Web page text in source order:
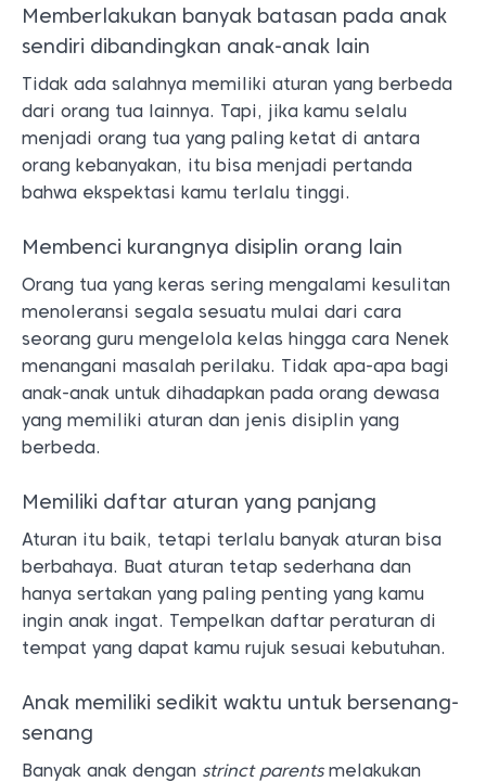
Memberlakukan banyak batasan pada anak
sendiri dibandingkan anak-anak lain
Tidak ada salahnya memiliki aturan yang berbeda
dari orang tua lainnya. Tapi, jika kamu selalu
menjadi orang tua yang paling ketat di antara
orang kebanyakan, itu bisa menjadi pertanda
bahwa ekspektasi kamu terlalu tinggi.
Membenci kurangnya disiplin orang lain
Orang tua yang keras sering mengalami kesulitan
menoleransi segala sesuatu mulai dari cara
seorang guru mengelola kelas hingga cara Nenek
menangani masalah perilaku. Tidak apa-apa bagi
anak-anak untuk dihadapkan pada orang dewasa
yang memiliki aturan dan jenis disiplin yang
berbeda.
Memiliki daftar aturan yang panjang
Aturan itu baik, tetapi terlalu banyak aturan bisa
berbahaya. Buat aturan tetap sederhana dan
hanya sertakan yang paling penting yang kamu
ingin anak ingat. Tempelkan daftar peraturan di
tempat yang dapat kamu rujuk sesuai kebutuhan.
Anak memiliki sedikit waktu untuk bersenang-
senang
Banyak anak dengan strinct parentsmelakukan